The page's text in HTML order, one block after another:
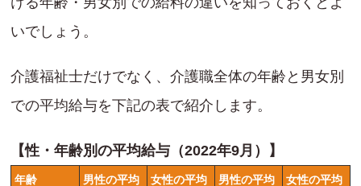
いでしょう。
介護福祉士だけでなく、介護職全体の年齢と男女別
での平均給与を下記の表で紹介します。
【性・年齢別の平均給与（2022年9月）】
年齢 男性の平均 女性の平均 男性の平均 女性の平均